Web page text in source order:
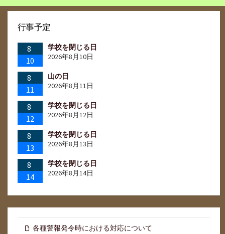
行事予定
8
10
学校を閉じる日
2026年8月10日
8
11
山の日
2026年8月11日
8
12
学校を閉じる日
2026年8月12日
8
13
学校を閉じる日
2026年8月13日
8
14
学校を閉じる日
2026年8月14日
各種警報発令時における対応について